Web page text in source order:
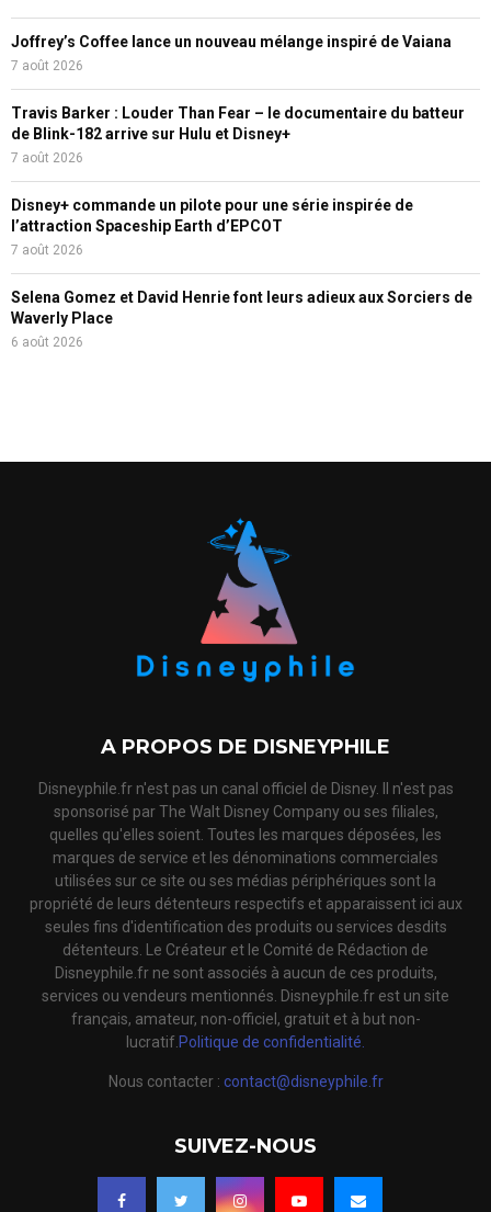
Joffrey’s Coffee lance un nouveau mélange inspiré de Vaiana
7 août 2026
Travis Barker : Louder Than Fear – le documentaire du batteur
de Blink-182 arrive sur Hulu et Disney+
7 août 2026
Disney+ commande un pilote pour une série inspirée de
l’attraction Spaceship Earth d’EPCOT
7 août 2026
Selena Gomez et David Henrie font leurs adieux aux Sorciers de
Waverly Place
6 août 2026
A PROPOS DE DISNEYPHILE
Disneyphile.fr n'est pas un canal officiel de Disney. Il n'est pas
sponsorisé par The Walt Disney Company ou ses filiales,
quelles qu'elles soient. Toutes les marques déposées, les
marques de service et les dénominations commerciales
utilisées sur ce site ou ses médias périphériques sont la
propriété de leurs détenteurs respectifs et apparaissent ici aux
seules fins d'identification des produits ou services desdits
détenteurs. Le Créateur et le Comité de Rédaction de
Disneyphile.fr ne sont associés à aucun de ces produits,
services ou vendeurs mentionnés. Disneyphile.fr est un site
français, amateur, non-officiel, gratuit et à but non-
lucratif. Politique de confidentialité.
Nous contacter : contact@disneyphile.fr
SUIVEZ-NOUS